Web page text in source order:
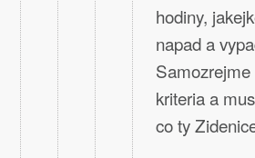
hodiny,
napad a
kriteria a
co ty